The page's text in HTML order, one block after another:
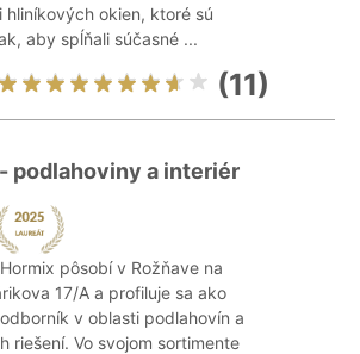
hliníkových okien, ktoré sú
aby spĺňali súčasné ...
(11)
podlahoviny a interiér
pôsobí v Rožňave na
17/A a profiluje sa ako
v oblasti podlahovín a
riešení. Vo svojom sortimente